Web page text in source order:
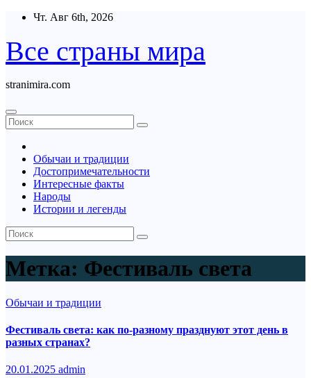
Перейти
содержимому
Чт. Авг 6th, 2026
Все страны мира
stranimira.com
Обычаи и традиции
Достопримечательности
Интересные факты
Народы
Истории и легенды
Метка: Фестиваль света
Обычаи и традиции
Фестиваль света: как по-разному празднуют этот день в
разных странах?
20.01.2025 admin